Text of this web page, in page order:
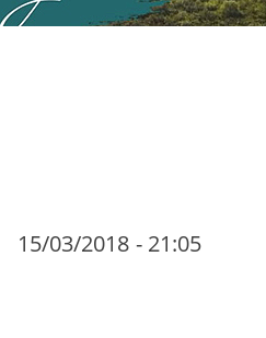
15/03/2018 - 21:05